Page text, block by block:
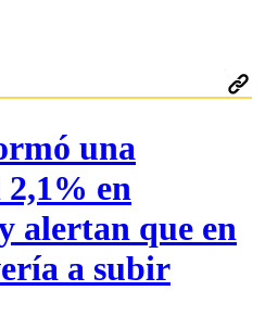
una
en
alertan que en
a subir